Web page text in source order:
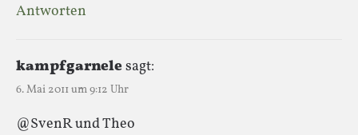
Antworten
kampfgarnelesagt:
6. Mai 2011 um 9:12 Uhr
@SvenR und Theo